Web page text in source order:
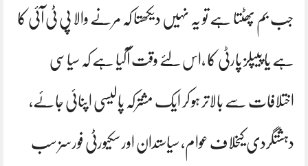
جب بم پھٹتا ہے تو یہ نہیں دیکھتا کہ مرنے والا پی ٹی آئی کا
ہے یا پیپلز پارٹی کا ،اس لئے وقت آگیا ہے کہ سیاسی
اختلافات سے بالاتر ہو کر ایک مشترکہ پالیسی اپنائی جائے،
دہشتگردی کیخلاف عوام، سیاستدان اور سکیورٹی فورسز سب